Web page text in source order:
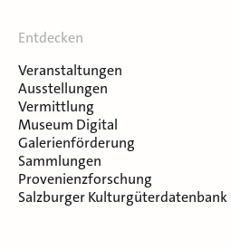
Entdecken
Veranstaltungen
Ausstellungen
Vermittlung
Museum Digital
Galerienförderung
Sammlungen
Provenienzforschung
Salzburger Kulturgüterdatenbank